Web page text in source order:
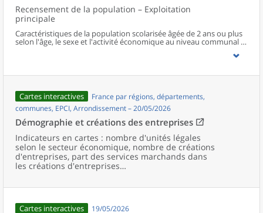
Recensement de la population – Exploitation
principale
Caractéristiques de la population scolarisée âgée de 2 ans ou plus
selon l'âge, le sexe et l'activité économique au niveau communal et
supracommunal pour la France hors Mayotte.
Cartes interactives
France par régions, départements,
communes, EPCI, Arrondissement – 20/05/2026
Démographie et créations des entreprises
Indicateurs en cartes : nombre d'unités légales
selon le secteur économique, nombre de créations
d'entreprises, part des services marchands dans
les créations d'entreprises…
Cartes interactives 19/05/2026